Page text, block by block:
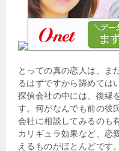
とっての真の恋人は、ま
るはずですから諦めては
探偵会社の中には、復縁
す。何がなんでも前の彼
会社に相談してみるのも
カリギュラ効果など、恋
えるものがほとんどです